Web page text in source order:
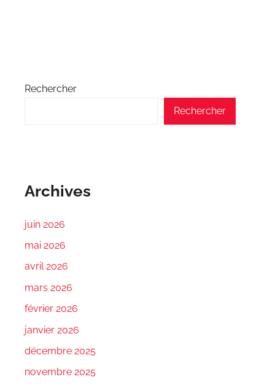
Rechercher
Rechercher
Archives
juin 2026
mai 2026
avril 2026
mars 2026
février 2026
janvier 2026
décembre 2025
novembre 2025